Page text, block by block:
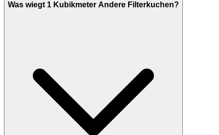
Was wiegt 1 Kubikmeter Andere Filterkuchen?